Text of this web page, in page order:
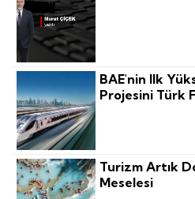
BAE'nin Ilk
Projesini Türk
Turizm Artık
Meselesi